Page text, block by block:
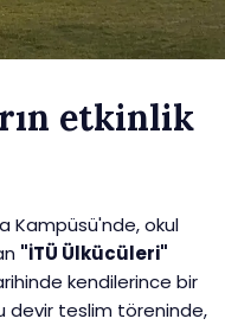
etkinlik
Kampüsü'nde, okul
"İTÜ Ülkücüleri"
kendilerince bir
devir teslim töreninde,